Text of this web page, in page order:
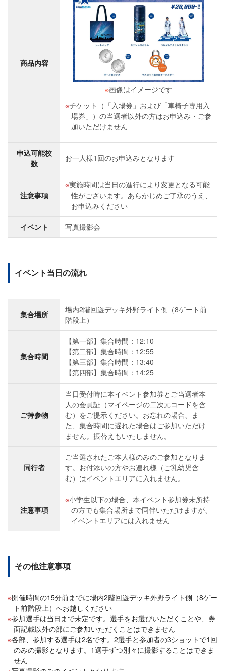
商品内容
※画像はイメージです
チケット（「入場券」および「車椅子専用入
場券」）の当選者以外の方はお申込み・ご参
加いただけません
申込可能枚
数
お一人様1回のお申込みとなります
注意事項
実施時間は当日の進行により変更となる可能
性がございます。あらかじめご了承のうえ、
お申込みください
イベント 写真撮影会
イベント当日の流れ
集合場所
場内2階回遊デッキ外野ライト側（8ゲート前
階段上）
集合時間
【第一部】集合時間：12:10
【第二部】集合時間：12:55
【第三部】集合時間：13:40
【第四部】集合時間：14:25
ご持参物
当日受付時に本イベント参加券とご当選者本
人の会員証（マイページの二次元コードを含
む）をご提示ください。お忘れの場合、ま
た、集合時間に遅れた場合はご参加いただけ
ません。振替えもいたしません。
同行者
ご当選されたご本人様のみのご参加となりま
す。お付添いの方やお連れ様（ご乳幼児含
む）はイベントエリアに入れません。
注意事項
小学生以下の場合、本イベント参加券未所持
の方でも集合場所まで同伴いただけますが、
イベントエリアには入れません
その他注意事項
開催時間の15分前までに場内2階回遊デッキ外野ライト側（8ゲー
ト前階段上）へお越しください
参加選手は当日まで未定です。選手をお選びいただくことや、券
面記載以外の部にご参加いただくことはできません
各部、参加する選手は2名です。2選手と参加者の3ショットで1回
のみの撮影となります。1選手ずつ別々に撮影することはできま
せん